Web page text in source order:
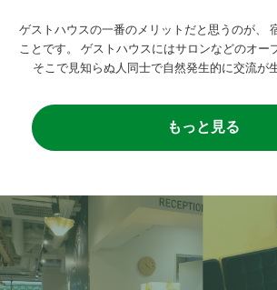
ゲストハウスの一番のメリットだと思うのが、
ことです。
ゲストハウスにはサロンなどのオー
そこで見知らぬ人同士で自然発生的に交流が
もっと見る